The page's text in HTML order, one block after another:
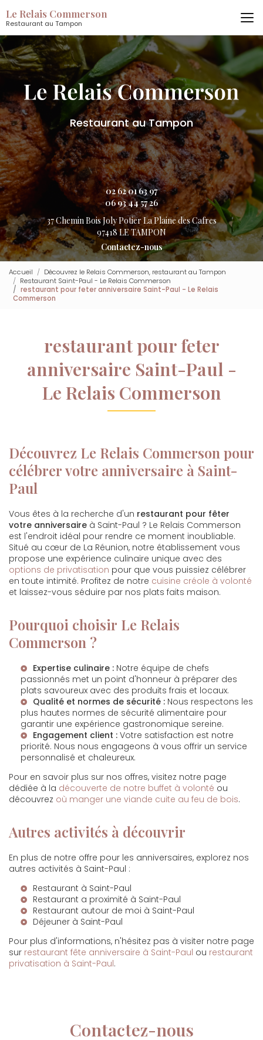
au
contenu
principal
Le Relais Commerson
Restaurant au Tampon
Restaurant au Tampon
02 62 01 63 97
06 93 44 57 26
37 Chemin Bois Joly PotierLa Plaine des Cafres
97418 LE TAMPON
Contactez-nous
Accueil
Découvrez le Relais Commerson, restaurant au Tampon
Restaurant Saint-Paul - Le Relais Commerson
restaurant pour feter anniversaire Saint-Paul - Le Relais
Commerson
restaurant pour feter
anniversaire Saint-Paul -
Le Relais Commerson
Découvrez Le Relais Commerson pour
célébrer votre anniversaire à Saint-
Paul
Vous êtes à la recherche d'un restaurant pour fêter
votre anniversaire à Saint-Paul ? Le Relais Commerson
est l'endroit idéal pour rendre ce moment inoubliable.
Situé au cœur de La Réunion, notre établissement vous
propose une expérience culinaire unique avec des
options de privatisation pour que vous puissiez célébrer
en toute intimité. Profitez de notre cuisine créole à volonté
et laissez-vous séduire par nos plats faits maison.
Pourquoi choisir Le Relais
Commerson ?
Expertise culinaire : Notre équipe de chefs
passionnés met un point d'honneur à préparer des
plats savoureux avec des produits frais et locaux.
Qualité et normes de sécurité : Nous respectons les
plus hautes normes de sécurité alimentaire pour
garantir une expérience gastronomique sereine.
Engagement client : Votre satisfaction est notre
priorité. Nous nous engageons à vous offrir un service
personnalisé et chaleureux.
Pour en savoir plus sur nos offres, visitez notre page
dédiée à la découverte de notre buffet à volonté ou
découvrez où manger une viande cuite au feu de bois.
Autres activités à découvrir
En plus de notre offre pour les anniversaires, explorez nos
autres activités à Saint-Paul :
Restaurant à Saint-Paul
Restaurant a proximité à Saint-Paul
Restaurant autour de moi à Saint-Paul
Déjeuner à Saint-Paul
Pour plus d'informations, n'hésitez pas à visiter notre page
sur restaurant fête anniversaire à Saint-Paul ou restaurant
privatisation à Saint-Paul.
Contactez-nous